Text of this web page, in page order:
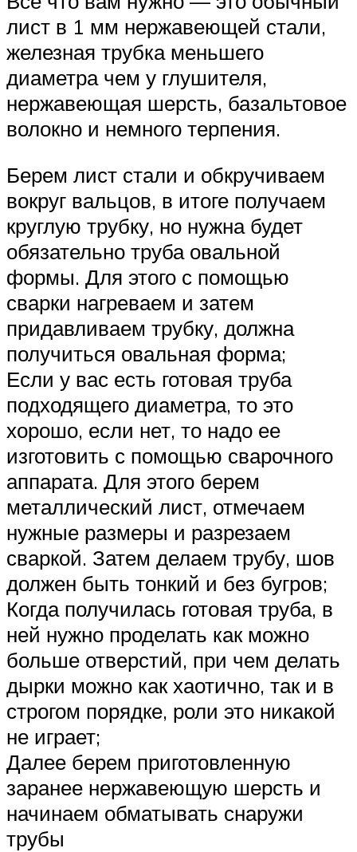
лист в 1 мм нержавеющей стали,
железная трубка меньшего
диаметра чем у глушителя,
нержавеющая шерсть, базальтовое
волокно и немного терпения.
Берем лист стали и обкручиваем
вокруг вальцов, в итоге получаем
круглую трубку, но нужна будет
обязательно труба овальной
формы. Для этого с помощью
сварки нагреваем и затем
придавливаем трубку, должна
получиться овальная форма;
Если у вас есть готовая труба
подходящего диаметра, то это
хорошо, если нет, то надо ее
изготовить с помощью сварочного
аппарата. Для этого берем
металлический лист, отмечаем
нужные размеры и разрезаем
сваркой. Затем делаем трубу, шов
должен быть тонкий и без бугров;
Когда получилась готовая труба, в
ней нужно проделать как можно
больше отверстий, при чем делать
дырки можно как хаотично, так и в
строгом порядке, роли это никакой
не играет;
Далее берем приготовленную
заранее нержавеющую шерсть и
начинаем обматывать снаружи
трубы